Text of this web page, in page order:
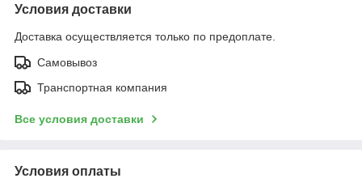
Условия доставки
Доставка осуществляется только по предоплате.
Самовывоз
Транспортная компания
Все условия доставки
Условия оплаты